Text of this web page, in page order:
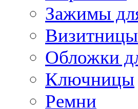
Зажимы
Визитницы
Обложки
Ключницы
Ремни